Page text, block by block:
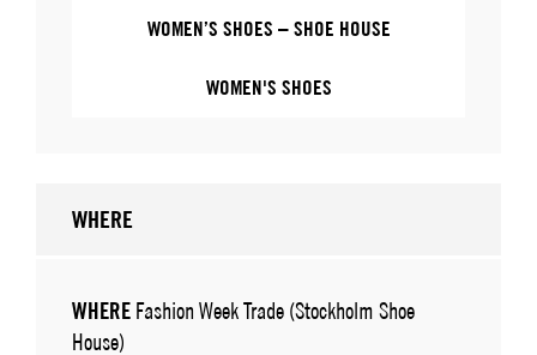
WOMEN’S SHOES – SHOE HOUSE
WOMEN'S SHOES
WHERE
WHERE Fashion Week Trade (Stockholm Shoe
House)